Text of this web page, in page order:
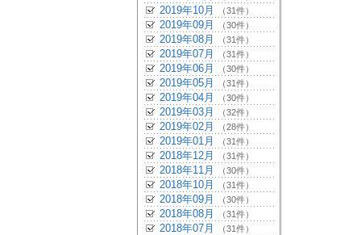
2019年10月 （31件）
2019年09月 （30件）
2019年08月 （31件）
2019年07月 （31件）
2019年06月 （30件）
2019年05月 （31件）
2019年04月 （30件）
2019年03月 （32件）
2019年02月 （28件）
2019年01月 （31件）
2018年12月 （31件）
2018年11月 （30件）
2018年10月 （31件）
2018年09月 （30件）
2018年08月 （31件）
2018年07月 （31件）